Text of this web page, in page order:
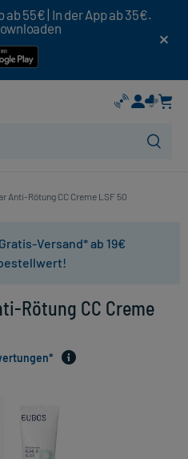
55€ | In der App ab 35€.
Anti-Rötung CC Creme LSF 50
Gratis-Versand* ab 19€
Rötung CC Creme